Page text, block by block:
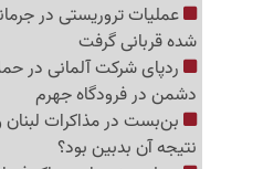
عملیات تروریستی در
شده قربانی گرفت
ردپای شرکت آلمانی در
دشمن در فرودگاه جهرم
بن‌بست در مذاکرات لبنان و
نتیجه آن بدبین بود؟